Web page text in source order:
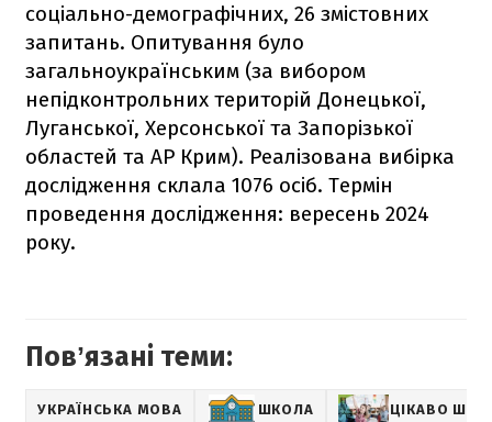
соціально-демографічних, 26 змістовних
запитань. Опитування було
загальноукраїнським (за вибором
непідконтрольних територій Донецької,
Луганської, Херсонської та Запорізької
областей та АР Крим). Реалізована вибірка
дослідження склала 1076 осіб. Термін
проведення дослідження: вересень 2024
року.
Повʼязані теми:
УКРАЇНСЬКА МОВА ШКОЛА ЦІКАВО